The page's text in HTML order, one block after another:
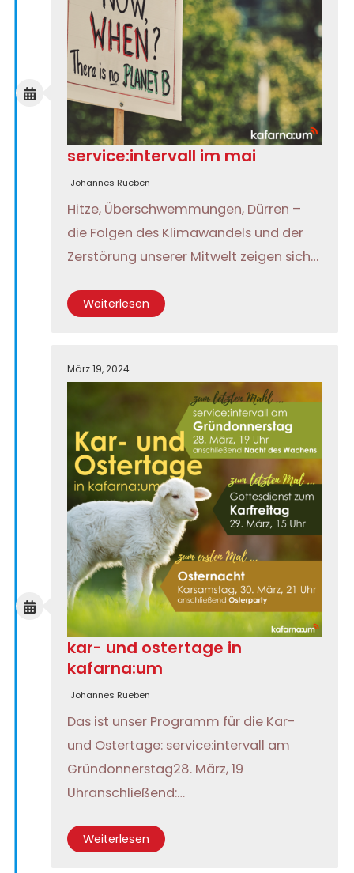
service:intervall im mai
Johannes Rueben
Hitze, Überschwemmungen, Dürren –
die Folgen des Klimawandels und der
Zerstörung unserer Mitwelt zeigen sich…
Weiterlesen
März 19, 2024
kar- und ostertage in
kafarna:um
Johannes Rueben
Das ist unser Programm für die Kar-
und Ostertage: service:intervall am
Gründonnerstag28. März, 19
Uhranschließend:…
Weiterlesen